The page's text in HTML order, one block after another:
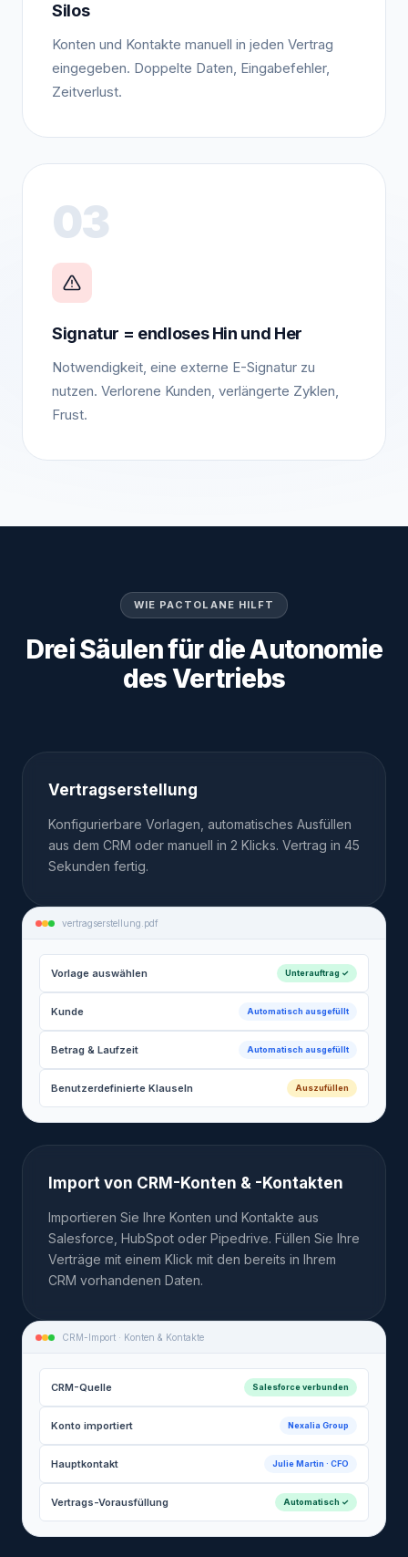
Silos
Konten und Kontakte manuell in jeden Vertrag
eingegeben. Doppelte Daten, Eingabefehler,
Zeitverlust.
03
Signatur = endloses Hin und Her
Notwendigkeit, eine externe E-Signatur zu
nutzen. Verlorene Kunden, verlängerte Zyklen,
Frust.
WIE PACTOLANE HILFT
Drei Säulen für die Autonomie
des Vertriebs
Vertragserstellung
Konfigurierbare Vorlagen, automatisches Ausfüllen
aus dem CRM oder manuell in 2 Klicks. Vertrag in 45
Sekunden fertig.
vertragserstellung.pdf
Vorlage auswählen Unterauftrag ✓
Kunde Automatisch ausgefüllt
Betrag & Laufzeit Automatisch ausgefüllt
Benutzerdefinierte Klauseln Auszufüllen
Import von CRM-Konten & -Kontakten
Importieren Sie Ihre Konten und Kontakte aus
Salesforce, HubSpot oder Pipedrive. Füllen Sie Ihre
Verträge mit einem Klick mit den bereits in Ihrem
CRM vorhandenen Daten.
CRM-Import · Konten & Kontakte
CRM-Quelle Salesforce verbunden
Konto importiert Nexalia Group
Hauptkontakt Julie Martin · CFO
Vertrags-Vorausfüllung Automatisch ✓